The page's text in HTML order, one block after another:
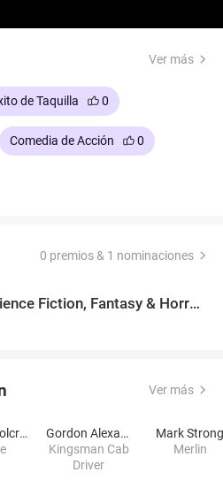
Ver más
de Taquilla 0
Comedia de Acción 0
0 premios & 1 nominaciones
Academy of Science Fiction, Fantasy & Horror Films, USA
Ver más
Edward Holcroft
Gordon Alexander
Kingsman Cab
Driver
Mark
Merlin